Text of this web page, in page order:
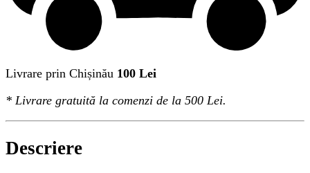
Livrare prin Chișinău 100 Lei
* Livrare gratuită la comenzi de la 500 Lei.
Descriere